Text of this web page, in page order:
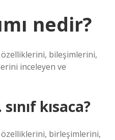
nedir?
özelliklerini, bileşimlerini,
inceleyen ve
kısaca?
özelliklerini, birleşimlerini,